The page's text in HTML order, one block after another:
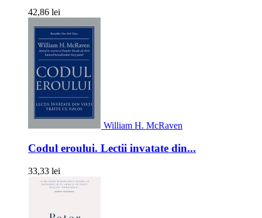
42,86 lei
William H. McRaven
Codul eroului. Lectii invatate din...
33,33 lei